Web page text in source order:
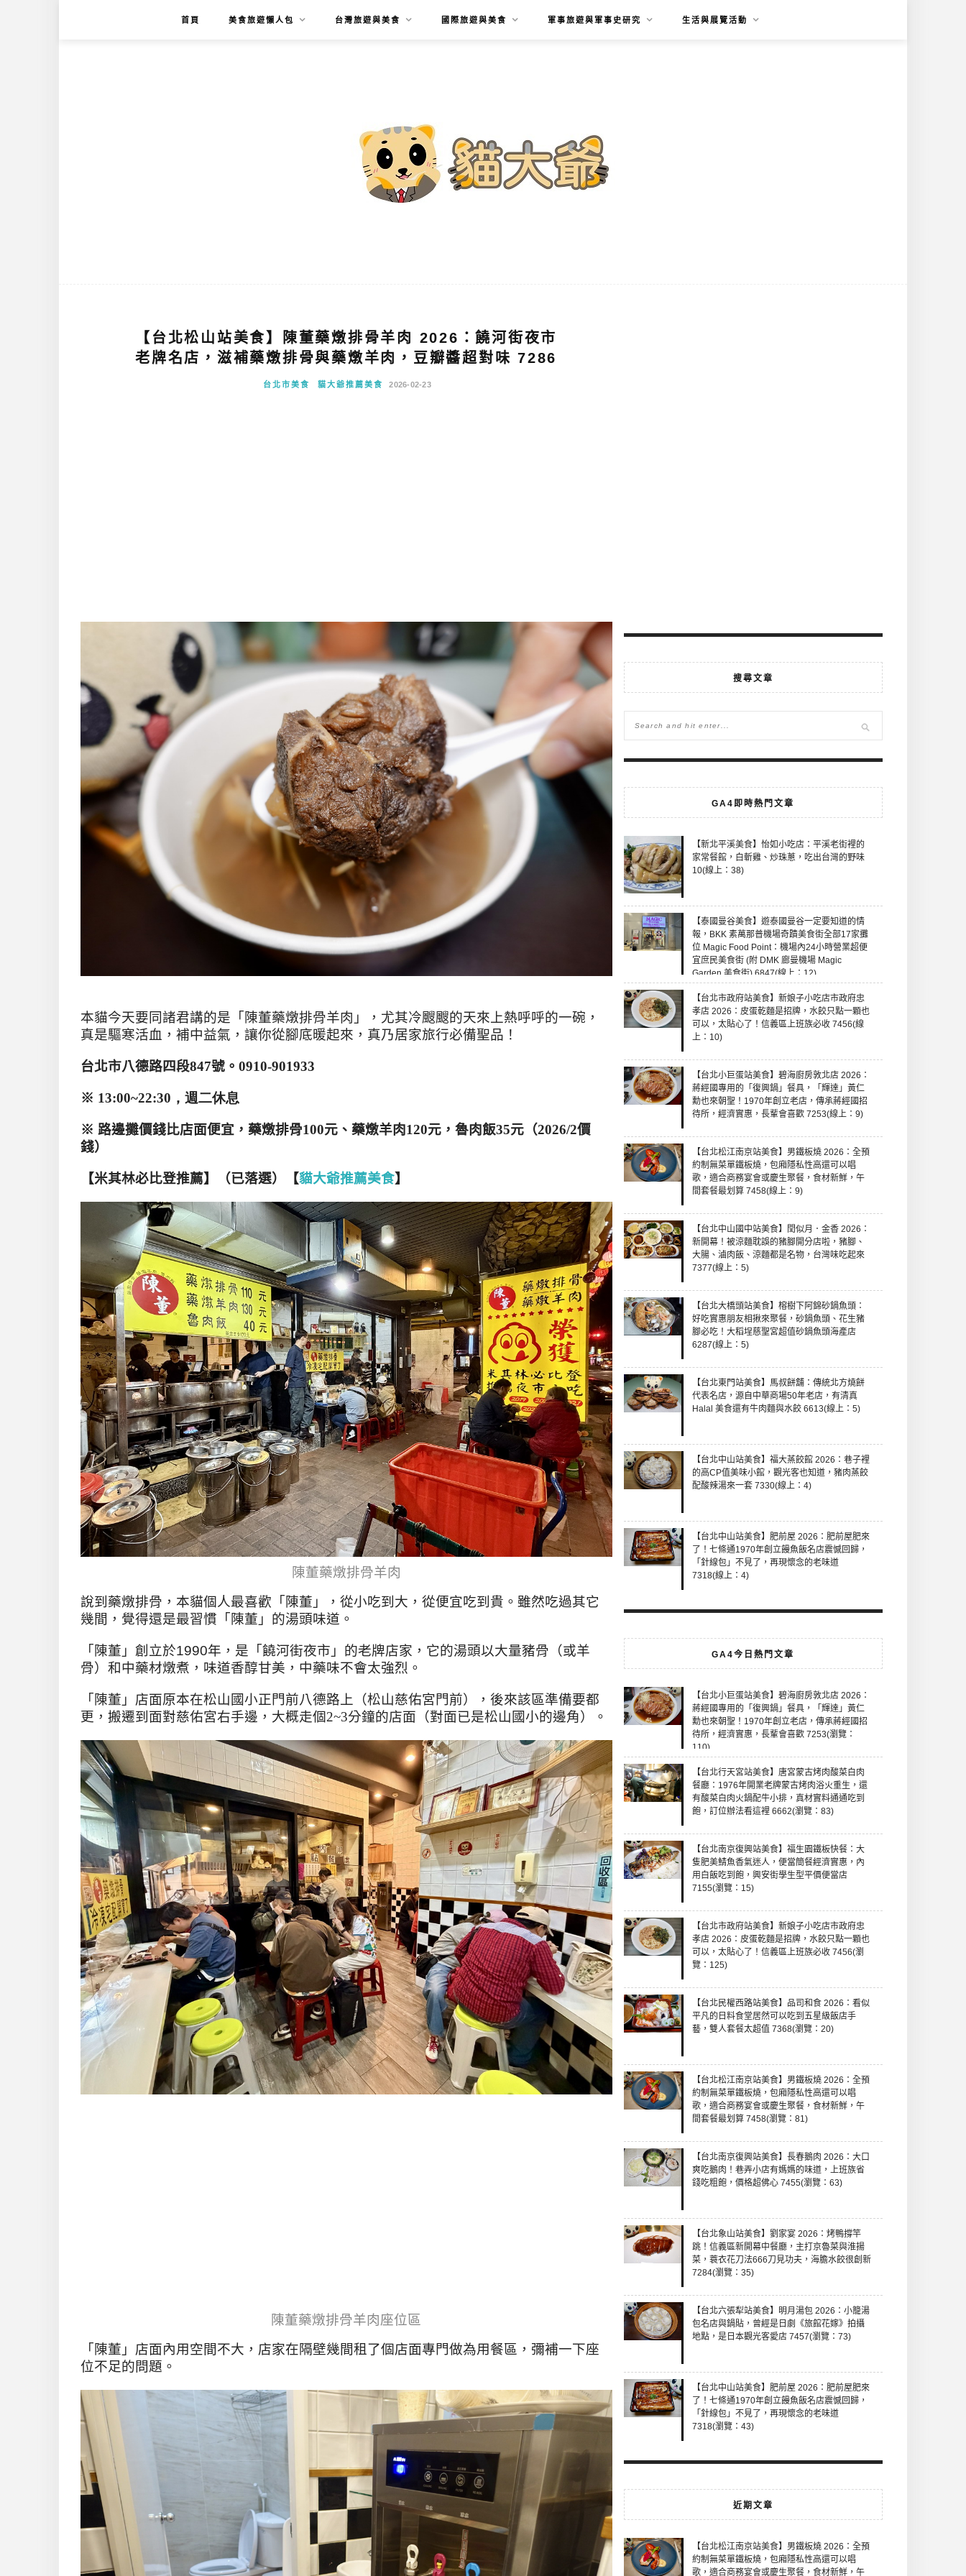
首頁 美食旅遊懶人包 台灣旅遊與美食 國際旅遊與美食 軍事旅遊與軍事史研究 生活與展覽活動
【台北松山站美食】陳董藥燉排骨羊肉 2026：饒河街夜市
老牌名店，滋補藥燉排骨與藥燉羊肉，豆瓣醬超對味 7286
台北市美食 貓大爺推薦美食 2026-02-23
本貓今天要同諸君講的是 「陳董藥燉排骨羊肉」，尤其冷颼颼的天來上熱呼呼的一碗，
真是驅寒活血，補中益氣，讓你從腳底暖起來，真乃居家旅行必備聖品！
台北市八德路四段847號。0910-901933
※ 13:00~22:30，週二休息
※ 路邊攤價錢比店面便宜，藥燉排骨100元、藥燉羊肉120元，魯肉飯35元（2026/2價
錢）
【米其林必比登推薦】（已落選）【貓大爺推薦美食】
陳董藥燉排骨羊肉
說到藥燉排骨，本貓個人最喜歡「陳董」，從小吃到大，從便宜吃到貴。雖然吃過其它
幾間，覺得還是最習慣「陳董」的湯頭味道。
「陳董」創立於1990年，是「饒河街夜市」的老牌店家，它的湯頭以大量豬骨（或羊
骨）和中藥材燉煮，味道香醇甘美，中藥味不會太強烈。
「陳董」店面原本在松山國小正門前八德路上（松山慈佑宮門前），後來該區準備要都
更，搬遷到面對慈佑宮右手邊，大概走個2~3分鐘的店面（對面已是松山國小的邊角）。
陳董藥燉排骨羊肉座位區
「陳董」店面內用空間不大， 店家在隔壁幾間租了個店面專門做為用餐區，彌補一下座
位不足的問題。
搜尋文章
GA4即時熱門文章
【新北平溪美食】怡如小吃店：平溪老街裡的
家常餐館，白斬雞、炒珠蔥，吃出台灣的野味
10(線上：38)
【泰國曼谷美食】遊泰國曼谷一定要知道的情
報，BKK 素萬那普機場奇蹟美食街全部17家攤
位 Magic Food Point：機場內24小時營業超便
宜庶民美食街 (附 DMK 廊曼機場 Magic
Garden 美食街) 6847(線上：12)
【台北市政府站美食】新娘子小吃店市政府忠
孝店 2026：皮蛋乾麵是招牌，水餃只點一顆也
可以，太貼心了！信義區上班族必收 7456(線
上：10)
【台北小巨蛋站美食】碧海廚房敦北店 2026：
蔣經國專用的「復興鍋」餐具，「輝達」黃仁
勳也來朝聖！1970年創立老店，傳承蔣經國招
待所，經濟實惠，長輩會喜歡 7253(線上：9)
【台北松江南京站美食】男鐵板燒 2026：全預
約制無菜單鐵板燒，包廂隱私性高還可以唱
歌，適合商務宴會或慶生聚餐，食材新鮮，午
間套餐最划算 7458(線上：9)
【台北中山國中站美食】閏似月．金香 2026：
新開幕！被涼麵耽誤的豬腳開分店啦，豬腳、
大腸、滷肉飯、涼麵都是名物，台灣味吃起來
7377(線上：5)
【台北大橋頭站美食】榕樹下阿錦砂鍋魚頭：
好吃實惠朋友相揪來聚餐，砂鍋魚頭、花生豬
腳必吃！大稻埕慈聖宮超值砂鍋魚頭海產店
6287(線上：5)
【台北東門站美食】馬叔餅舖：傳統北方燒餅
代表名店，源自中華商場50年老店，有清真
Halal 美食還有牛肉麵與水餃 6613(線上：5)
【台北中山站美食】福大蒸餃館 2026：巷子裡
的高CP值美味小館，觀光客也知道，豬肉蒸餃
配酸辣湯來一套 7330(線上：4)
【台北中山站美食】肥前屋 2026：肥前屋肥來
了！七條通1970年創立饅魚飯名店震憾回歸，
「針線包」不見了，再現懷念的老味道
7318(線上：4)
GA4今日熱門文章
【台北小巨蛋站美食】碧海廚房敦北店 2026：
蔣經國專用的「復興鍋」餐具，「輝達」黃仁
勳也來朝聖！1970年創立老店，傳承蔣經國招
待所，經濟實惠，長輩會喜歡 7253(瀏覽：
110)
【台北行天宮站美食】唐宮蒙古烤肉酸菜白肉
餐廳：1976年開業老牌蒙古烤肉浴火重生，還
有酸菜白肉火鍋配牛小排，真材實料通通吃到
飽，訂位辦法看這裡 6662(瀏覽：83)
【台北南京復興站美食】福生園鐵板快餐：大
隻肥美鯖魚香氣迷人，便當簡餐經濟實惠，內
用白飯吃到飽，興安街學生型平價便當店
7155(瀏覽：15)
【台北市政府站美食】新娘子小吃店市政府忠
孝店 2026：皮蛋乾麵是招牌，水餃只點一顆也
可以，太貼心了！信義區上班族必收 7456(瀏
覽：125)
【台北民權西路站美食】品司和食 2026：看似
平凡的日料食堂居然可以吃到五星級飯店手
藝，雙人套餐太超值 7368(瀏覽：20)
【台北松江南京站美食】男鐵板燒 2026：全預
約制無菜單鐵板燒，包廂隱私性高還可以唱
歌，適合商務宴會或慶生聚餐，食材新鮮，午
間套餐最划算 7458(瀏覽：81)
【台北南京復興站美食】長春鵝肉 2026：大口
爽吃鵝肉！巷弄小店有媽媽的味道，上班族省
錢吃粗飽，價格超佛心 7455(瀏覽：63)
【台北象山站美食】劉家宴 2026：烤鴨撐竿
跳！信義區新開幕中餐廳，主打京魯菜與淮揚
菜，蓑衣花刀法666刀見功夫，海膽水餃很創新
7284(瀏覽：35)
【台北六張犁站美食】明月湯包 2026：小籠湯
包名店與鍋貼，曾經是日劇《旅館花嫁》拍攝
地點，是日本觀光客愛店 7457(瀏覽：73)
【台北中山站美食】肥前屋 2026：肥前屋肥來
了！七條通1970年創立饅魚飯名店震憾回歸，
「針線包」不見了，再現懷念的老味道
7318(瀏覽：43)
近期文章
【台北松江南京站美食】男鐵板燒 2026：全預
約制無菜單鐵板燒，包廂隱私性高還可以唱
歌，適合商務宴會或慶生聚餐，食材新鮮，午